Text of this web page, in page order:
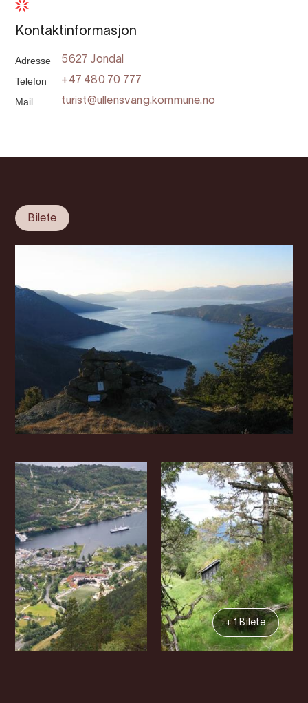
Kontaktinformasjon
Adresse 5627 Jondal
Telefon +47 480 70 777
Mail turist@ullensvang.kommune.no
Bilete
+ 1 Bilete